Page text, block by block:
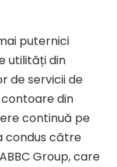
puternici
utilități din
de servicii de
din
continuă pe
condus către
Group, care